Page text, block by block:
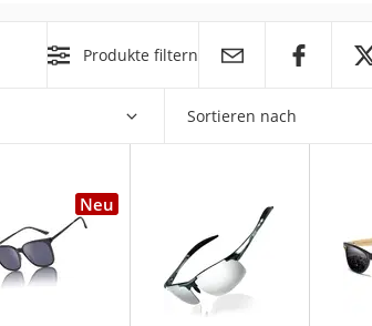
Produkte filtern
Sortieren nach
Neu